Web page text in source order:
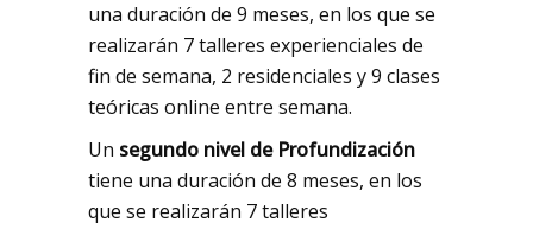
una duración de 9 meses, en los que se
realizarán 7 talleres experienciales de
fin de semana, 2 residenciales y 9 clases
teóricas online entre semana.
Un segundo nivel de Profundización
tiene una duración de 8 meses, en los
que se realizarán 7 talleres